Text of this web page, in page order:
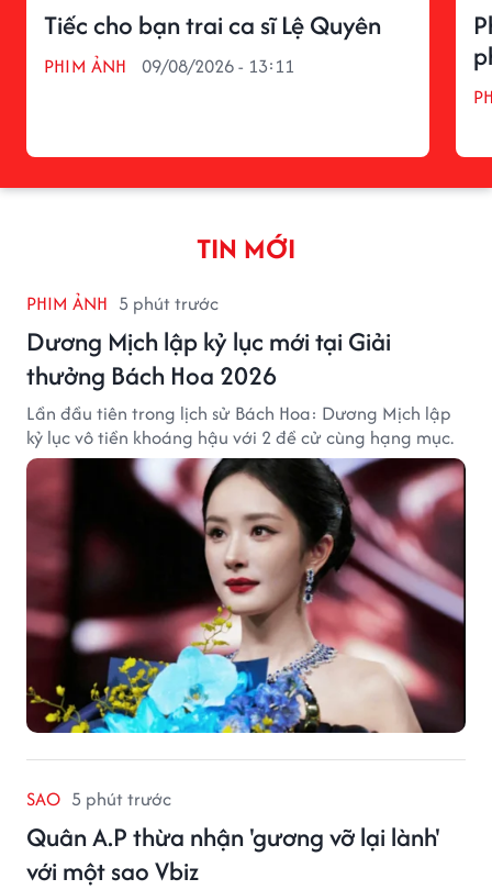
Tiếc cho bạn trai ca sĩ Lệ Quyên
PHIM ẢNH 09/08/2026 - 13:11
TIN MỚI
PHIM ẢNH 5 phút trước
Dương Mịch lập kỷ lục mới tại Giải
thưởng Bách Hoa 2026
Lần đầu tiên trong lịch sử Bách Hoa: Dương Mịch lập
kỷ lục vô tiền khoáng hậu với 2 đề cử cùng hạng mục.
SAO 5 phút trước
Quân A.P thừa nhận 'gương vỡ lại lành'
với một sao Vbiz